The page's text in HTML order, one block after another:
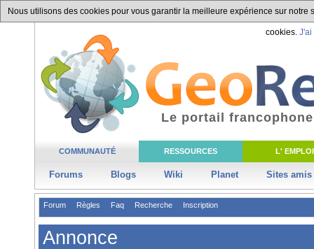
Nous utilisons des cookies pour vous garantir la meilleure expérience sur
cookies. J'ai
COMMUNAUTÉ RESSOURCES L' EMPLOI
Forums Blogs Wiki Planet Sites amis
Le portail
Forum Règles Faq Recherche Inscription
Annonce